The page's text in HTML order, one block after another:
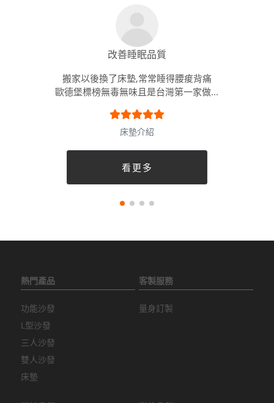
改善睡眠品質
搬家以後換了床墊,常常睡得腰痠背痛
歐德堡標榜無毒無味且是台灣第一家做...
床墊介紹
看更多
熱門產品
功能沙發
L型沙發
三人沙發
雙人沙發
床墊
客製服務
量身訂製